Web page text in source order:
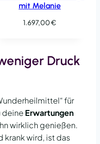
mit Melanie
1.697,00€
Druck
für
deine Erwartungen
wirklich genießen.
krank wird, ist das